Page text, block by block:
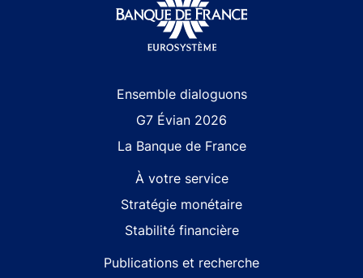
Ensemble dialoguons
G7 Évian 2026
La Banque de France
À votre service
Stratégie monétaire
Stabilité financière
Publications et recherche